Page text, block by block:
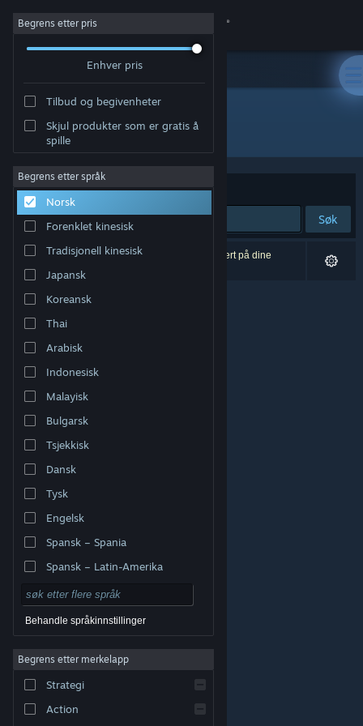
Logg inn
Om
Kundestøtte
Bytt språk
Skaff deg Steam-appen på mobil
Vis skrivebordsversjon
© Valve Corporation. Alle rettigheter reservert. Alle
Retningslinjer for personvern
Tilgjengelighet
|Steams abonnementsavtale
Refusjoner
Begrens etter pris
Enhver pris
Tilbud og begivenheter
Skjul produkter som er gratis å
spille
Begrens etter språk
Norsk
Forenklet kinesisk
Tradisjonell kinesisk
Japansk
Koreansk
Thai
Arabisk
Indonesisk
Malayisk
Bulgarsk
Tsjekkisk
Dansk
Tysk
Engelsk
Spansk – Spania
Spansk – Latin-Amerika
Behandle språkinnstillinger
Begrens etter merkelapp
Strategi
Action
Utgiver: BINGOBELL
Sorter etter Relevans
Søk
0 treff på søket. 9 produkter er blitt utelukket basert på dine
innstillinger.